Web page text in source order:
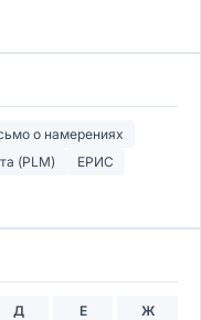
о намерениях
(PLM)
ЕРИС
Д Е Ж